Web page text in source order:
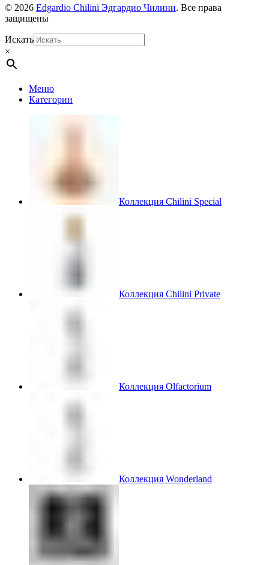
© 2026 Edgardio Chilini Эдгардио Чилини. Все права
защищены
Искать
×
Меню
Категории
Коллекция Chilini Special
Коллекция Chilini Private
Коллекция Olfactorium
Коллекция Wonderland